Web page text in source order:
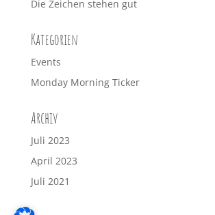
Die Zeichen stehen gut
Kategorien
Events
Monday Morning Ticker
Archiv
Juli 2023
April 2023
Juli 2021